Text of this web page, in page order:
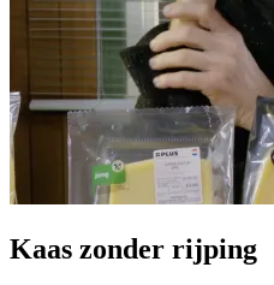
Kaas zonder rijping